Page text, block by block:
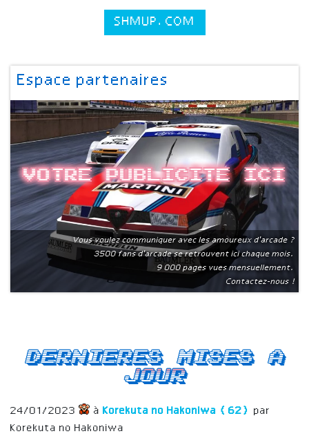
SHMUP.COM
Espace partenaires
Votre publicite ici
Vous voulez communiquer avec les amoureux d'arcade ?
3500 fans d'arcade se retrouvent ici chaque mois.
9 000 pages vues mensuellement.
Contactez-nous !
Dernieres mises a
jour
24/01/2023 à Korekuta no Hakoniwa (62)
par
Korekuta no Hakoniwa